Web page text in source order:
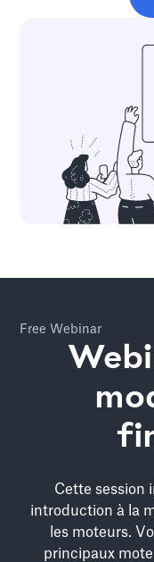
Free Webinar
Cette session
introduction à la
les moteurs.
principaux